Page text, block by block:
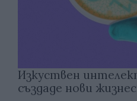
Изкуствен
създаде нови